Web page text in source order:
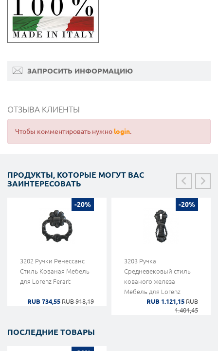
ЗАПРОСИТЬ ИНФОРМАЦИЮ
ОТЗЫВА КЛИЕНТЫ
Чтобы комментировать нужно login.
ПРОДУКТЫ, КОТОРЫЕ МОГУТ ВАС
ЗАИНТЕРЕСОВАТЬ
-20%
3202 Ручки Ренессанс
Стиль Кованая Мебель
для Lorenz Ferart
RUB 734,55 RUB 918,19
-20%
3203 Ручка
Средневековый стиль
кованого железа
Мебель для Lorenz
RUB 1.121,15 RUB
1.401,45
ПОСЛЕДНИЕ ТОВАРЫ